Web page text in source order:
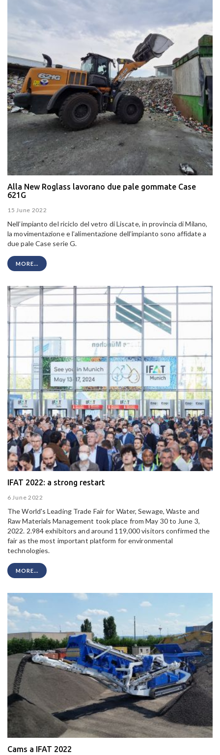
Alla New Roglass lavorano due pale gommate Case
621G
15 June 2022
Nell’impianto del riciclo del vetro di Liscate, in provincia di Milano,
la movimentazione e l’alimentazione dell’impianto sono affidate a
due pale Case serie G.
MORE...
IFAT 2022: a strong restart
6 June 2022
The World's Leading Trade Fair for Water, Sewage, Waste and
Raw Materials Management took place from May 30 to June 3,
2022. 2.984 exhibitors and around 119,000 visitors confirmed the
fair as the most important platform for environmental
technologies.
MORE...
Cams a IFAT 2022